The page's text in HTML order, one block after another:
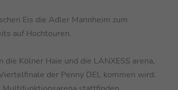
Eis die Adler Mannheim zum
auf Hochtouren.
Kölner Haie und die LANXESS arena,
der Penny DEL kommen wird.